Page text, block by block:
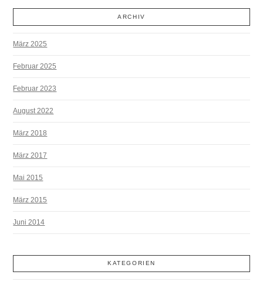
ARCHIV
März 2025
Februar 2025
Februar 2023
August 2022
März 2018
März 2017
Mai 2015
März 2015
Juni 2014
KATEGORIEN